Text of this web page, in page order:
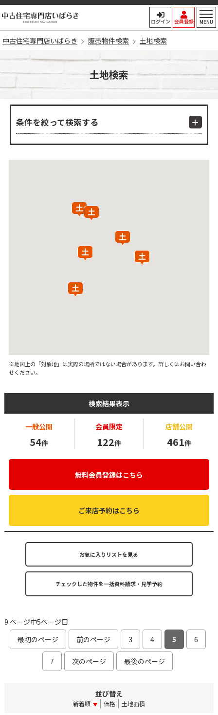
中古住宅専門店いばらき
ログイン 会員登録 MENU
中古住宅専門店いばらき 販売物件検索 土地検索
土地検索
条件を絞って検索する
※地図上の「対象地」は実際の場所ではない場合があります。詳しくはお問い合わ
せください。
検索結果表示
一般公開
54件
会員限定
122件
店舗公開
461件
無料会員登録はこちら
ご来店予約はこちら
お気に入りリストを見る
9 ページ中5ページ目
最初のページ
前のページ 3 4 5 6
7 次のページ 最後のページ
並び替え
新着順 価格 土地面積